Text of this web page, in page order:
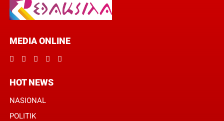
MEDIA ONLINE
HOT NEWS
NASIONAL
POLITIK